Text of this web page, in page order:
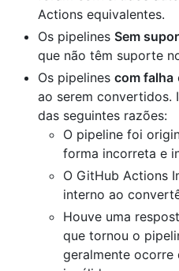
Actions equivalentes.
Os pipelines Sem
que não têm suporte
Os pipelines com falha
ao serem convertidos.
das seguintes razões:
O pipeline foi
forma incorreta e
O GitHub Actions
interno ao
Houve uma
que tornou o
geralmente ocorre